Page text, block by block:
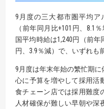
9月度の三大都市圏平均ア
（前年同月比+101円、8.1
国平均時給は1,240円（前年
円、3.9％減）で、いずれも
9月度は年末年始の繁忙期
心に予算を増やして採用活
食チェーン店では採用難度
人材確保が難しい早朝や深